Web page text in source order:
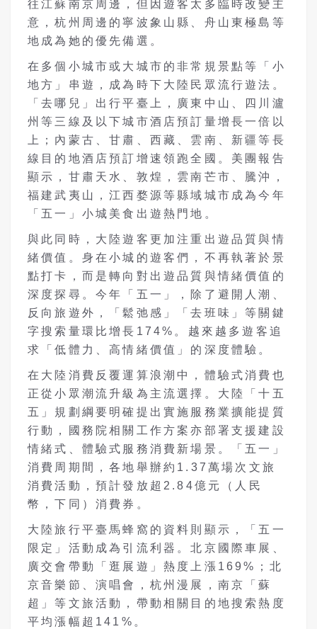
往江蘇南京周邊，但因遊客太多臨時改變主
意，杭州周邊的寧波象山縣、舟山東極島等
地成為她的優先備選。
在多個小城市或大城市的非常規景點等「小
地方」串遊，成為時下大陸民眾流行遊法。
「去哪兒」出行平臺上，廣東中山、四川瀘
州等三線及以下城市酒店預訂量增長一倍以
上；內蒙古、甘肅、西藏、雲南、新疆等長
線目的地酒店預訂增速領跑全國。美團報告
顯示，甘肅天水、敦煌，雲南芒市、騰沖，
福建武夷山，江西婺源等縣域城市成為今年
「五一」小城美食出遊熱門地。
與此同時，大陸遊客更加注重出遊品質與情
緒價值。身在小城的遊客們，不再執著於景
點打卡，而是轉向對出遊品質與情緒價值的
深度探尋。今年「五一」，除了避開人潮、
反向旅遊外，「鬆弛感」「去班味」等關鍵
字搜索量環比增長174%。越來越多遊客追
求「低體力、高情緒價值」的深度體驗。
在大陸消費反覆運算浪潮中，體驗式消費也
正從小眾潮流升級為主流選擇。大陸「十五
五」規劃綱要明確提出實施服務業擴能提質
行動，國務院相關工作方案亦部署支援建設
情緒式、體驗式服務消費新場景。「五一」
消費周期間，各地舉辦約1.37萬場次文旅
消費活動，預計發放超2.84億元（人民
幣，下同）消費券。
大陸旅行平臺馬蜂窩的資料則顯示，「五一
限定」活動成為引流利器。北京國際車展、
廣交會帶動「逛展遊」熱度上漲169%；北
京音樂節、演唱會，杭州漫展，南京「蘇
超」等文旅活動，帶動相關目的地搜索熱度
平均漲幅超141%。